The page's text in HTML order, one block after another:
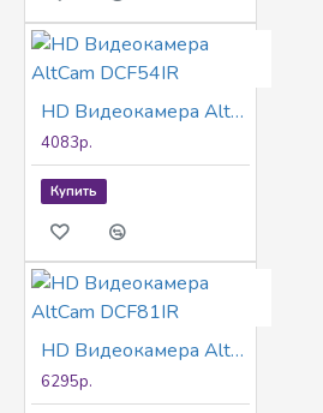
HD Видеокамера AltCam DCF54IR
4083р.
Купить
HD Видеокамера AltCam DCF81IR
6295р.